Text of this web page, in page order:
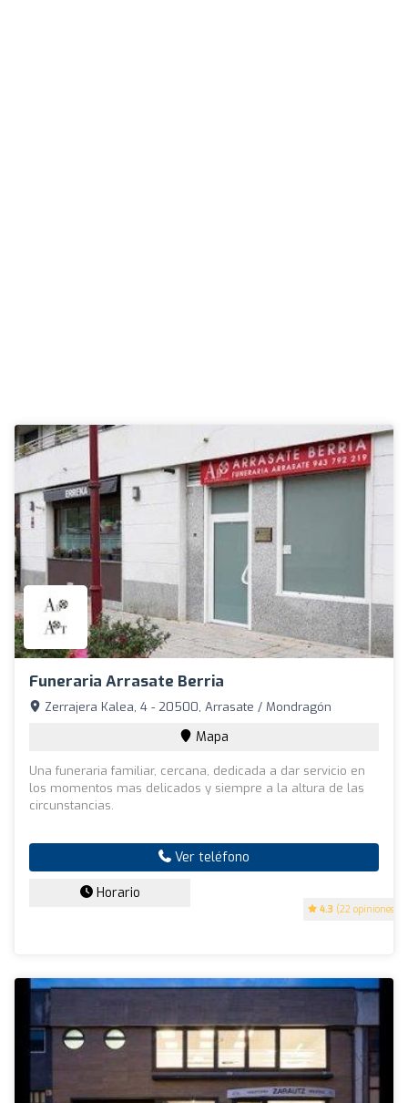
Funeraria Arrasate Berria
4.3 (22 opiniones)
Zerrajera Kalea, 4 - 20500, Arrasate / Mondragón
Mapa
Una funeraria familiar, cercana, dedicada a dar servicio en
los momentos mas delicados y siempre a la altura de las
circunstancias.
Ver teléfono
Horario